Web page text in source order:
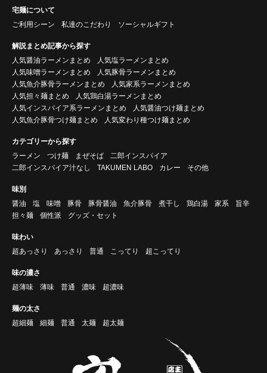
宅麺について
ご利用シーン
私達のこだわり ソーシャルギフト
解説まとめ記事から探す
人気醤油ラーメンまとめ
人気塩ラーメンまとめ
人気味噌ラーメンまとめ
人気豚骨ラーメンまとめ
人気魚介豚骨ラーメンまとめ
人気家系ラーメンまとめ
人気担々麺まとめ
人気鶏白湯ラーメンまとめ
人気インスパイア系ラーメンまとめ
人気醤油つけ麺まとめ
人気魚介豚骨つけ麺まとめ
人気変わり種つけ麺まとめ
カテゴリーから探す
ラーメン
つけ麺 まぜそば
二郎インスパイア
二郎インスパイア汁なし
TAKUMEN LABO カレー その他
味別
醤油
塩 味噌 豚骨 豚骨醤油 魚介豚骨 煮干し 鶏白湯 家系
旨辛
担々麺
個性派 グッズ・セット
味わい
超あっさり
あっさり 普通 こってり 超こってり
味の濃さ
超薄味
薄味 普通 濃味 超濃味
麺の太さ
超細麺
細麺 普通 太麺 超太麺